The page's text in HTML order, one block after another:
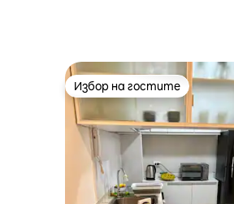
Избор на гостите
Избор на гостите